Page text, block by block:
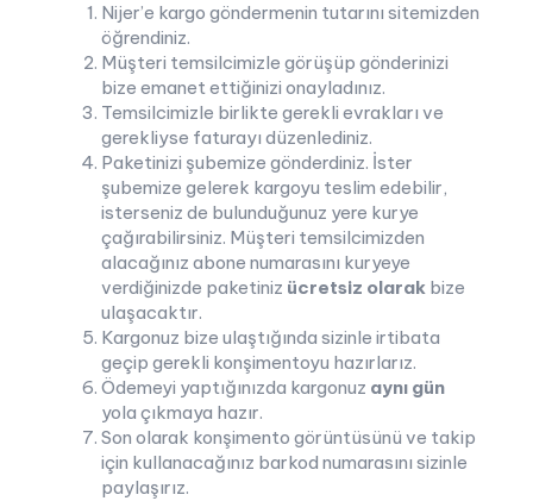
Nijer’e kargo göndermenin tutarını sitemizden
öğrendiniz.
Müşteri temsilcimizle görüşüp gönderinizi
bize emanet ettiğinizi onayladınız.
Temsilcimizle birlikte gerekli evrakları ve
gerekliyse faturayı düzenlediniz.
Paketinizi şubemize gönderdiniz. İster
şubemize gelerek kargoyu teslim edebilir,
isterseniz de bulunduğunuz yere kurye
çağırabilirsiniz. Müşteri temsilcimizden
alacağınız abone numarasını kuryeye
verdiğinizde paketiniz ücretsiz olarak bize
ulaşacaktır.
Kargonuz bize ulaştığında sizinle irtibata
geçip gerekli konşimentoyu hazırlarız.
Ödemeyi yaptığınızda kargonuz aynı gün
yola çıkmaya hazır.
Son olarak konşimento görüntüsünü ve takip
için kullanacağınız barkod numarasını sizinle
paylaşırız.